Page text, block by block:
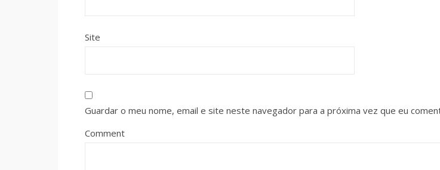
Site
Guardar o meu nome, email e site neste navegador para a próxima vez que eu
Comment